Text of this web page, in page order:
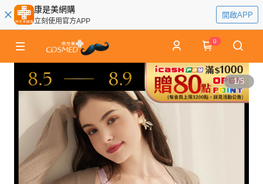
康是美網購
立刻使用官方APP
開啟APP
0
1/5